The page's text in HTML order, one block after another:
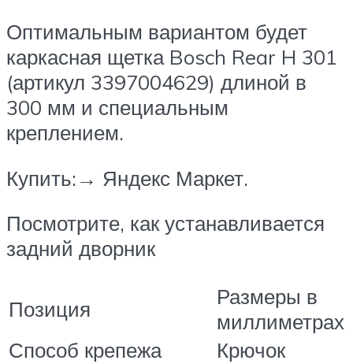
Оптимальным вариантом будет
каркасная щетка Bosch Rear H 301
(артикул 3397004629) длиной в
300 мм и специальным
креплением.
Купить:→ Яндекс Маркет.
Посмотрите, как устанавливается
задний дворник
Позиция
Размеры в
миллиметрах
Способ крепежа
Крючок